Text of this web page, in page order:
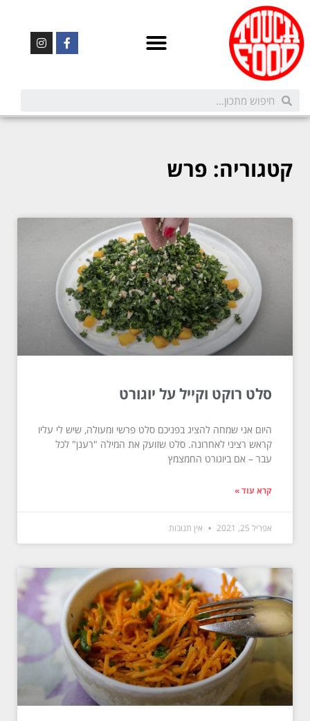
קטגוריה: פרש
סלט רוקט וקייל על יוגורט
היום אני שמחה להציג בפניכם סלט פרשי ומעולה, שיש לי עליו
קראש רציני לאחרונה. סלט שזועק את המילה "רענן" לכל
עבר – אם ביוגורט החמצמץ
קרא עוד »
אפריל 25, 2021 אין תגובות